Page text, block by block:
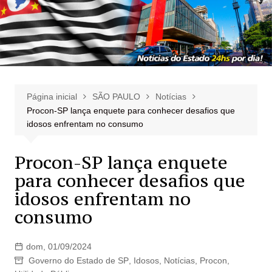
Página inicial SÃO PAULO
Notícias
Procon-SP lança enquete para conhecer desafios que
idosos enfrentam no consumo
Procon-SP lança enquete
para conhecer desafios que
idosos enfrentam no
consumo
dom, 01/09/2024
Governo do Estado de SP, Idosos, Notícias, Procon